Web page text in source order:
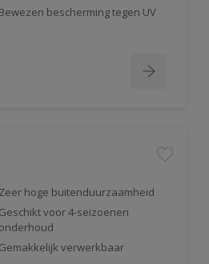
Bewezen bescherming tegen UV
Zeer hoge buitenduurzaamheid
Geschikt voor 4-seizoenen
onderhoud
Gemakkelijk verwerkbaar